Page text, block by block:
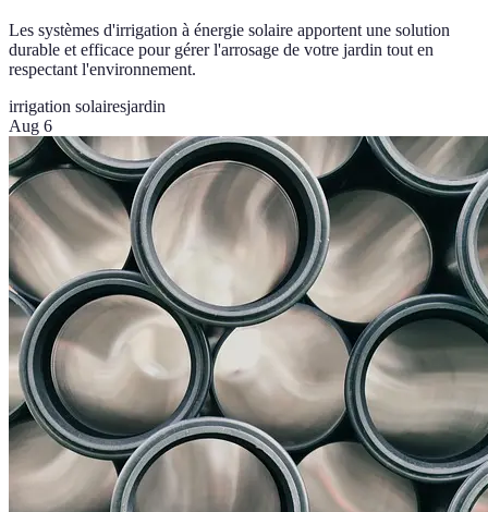
Les systèmes d'irrigation à énergie solaire apportent une solution
durable et efficace pour gérer l'arrosage de votre jardin tout en
respectant l'environnement.
irrigation solairesjardin
Aug 6